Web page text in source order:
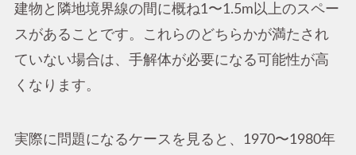
建物と隣地境界線の間に概ね1〜1.5m以上のスペー
スがあることです。これらのどちらかが満たされ
ていない場合は、手解体が必要になる可能性が高
くなります。
実際に問題になるケースを見ると、1970〜1980年